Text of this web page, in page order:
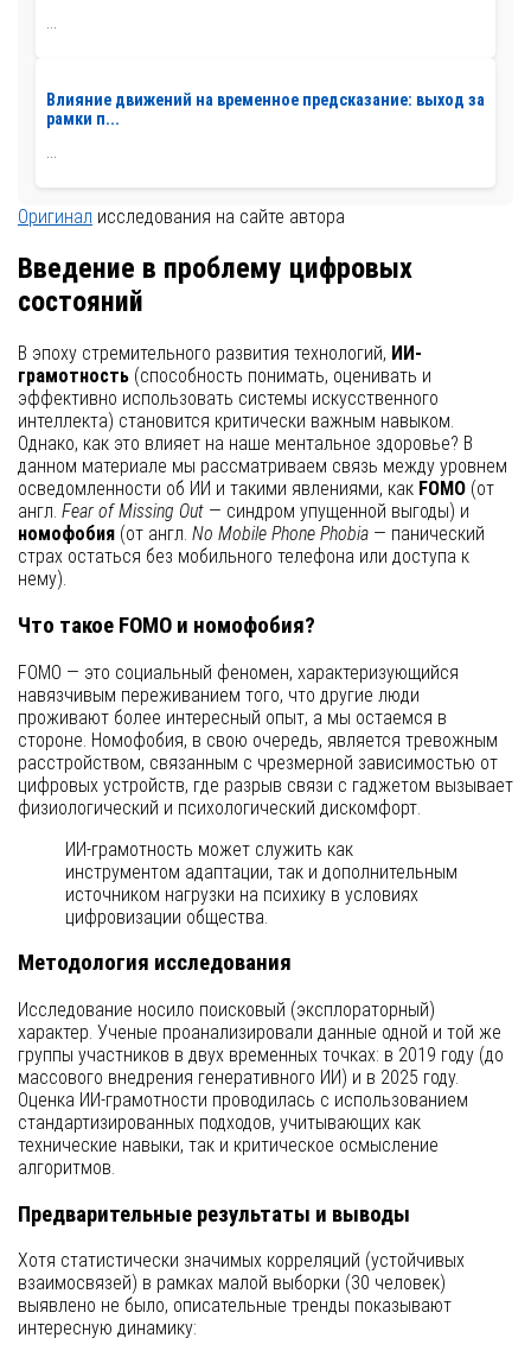
Влияние движений на временное предсказание: выход за
рамки п...
...
Оригинал исследования на сайте автора
Введение в проблему цифровых
состояний
В эпоху стремительного развития технологий, ИИ-
грамотность (способность понимать, оценивать и
эффективно использовать системы искусственного
интеллекта) становится критически важным навыком.
Однако, как это влияет на наше ментальное здоровье? В
данном материале мы рассматриваем связь между уровнем
осведомленности об ИИ и такими явлениями, как FOMO (от
англ. Fear of Missing Out — синдром упущенной выгоды) и
номофобия (от англ. No Mobile Phone Phobia — панический
страх остаться без мобильного телефона или доступа к
нему).
Что такое FOMO и номофобия?
FOMO — это социальный феномен, характеризующийся
навязчивым переживанием того, что другие люди
проживают более интересный опыт, а мы остаемся в
стороне. Номофобия, в свою очередь, является тревожным
расстройством, связанным с чрезмерной зависимостью от
цифровых устройств, где разрыв связи с гаджетом вызывает
физиологический и психологический дискомфорт.
ИИ-грамотность может служить как
инструментом адаптации, так и дополнительным
источником нагрузки на психику в условиях
цифровизации общества.
Методология исследования
Исследование носило поисковый (эксплораторный)
характер. Ученые проанализировали данные одной и той же
группы участников в двух временных точках: в 2019 году (до
массового внедрения генеративного ИИ) и в 2025 году.
Оценка ИИ-грамотности проводилась с использованием
стандартизированных подходов, учитывающих как
технические навыки, так и критическое осмысление
алгоритмов.
Предварительные результаты и выводы
Хотя статистически значимых корреляций (устойчивых
взаимосвязей) в рамках малой выборки (30 человек)
выявлено не было, описательные тренды показывают
интересную динамику: